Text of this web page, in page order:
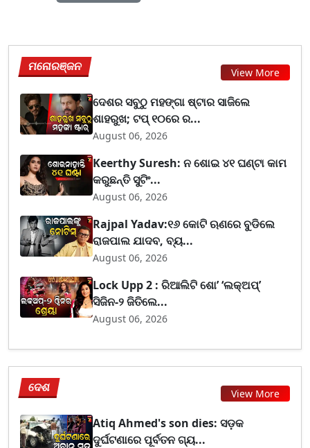
ମନୋରଞ୍ଜନ View More
ଦେଶର ସବୁଠୁ ମହଙ୍ଗା ଷ୍ଟାର ସାଜିଲେ
ଶାହରୁଖ; ଟପ୍‌ ୧୦ରେ ର...
August 06, 2026
Keerthy Suresh: ନ ଶୋଇ ୪୧ ଘଣ୍ଟା କାମ
କରୁଛନ୍ତି ସୁଟିଂ...
August 06, 2026
Rajpal Yadav:୧୬ କୋଟି ଋଣରେ ବୁଡିଲେ
ରାଜପାଲ ଯାଦବ, ବ୍ୟ...
August 06, 2026
Lock Upp 2 : ରିଆଲିଟି ଶୋ’ ‘ଲକ୍‌ଅପ୍’
ସିଜିନ-୨ ଜିତିଲେ...
August 06, 2026
ଦେଶ View More
Atiq Ahmed's son dies: ସଡ଼କ
ଦୁର୍ଘଟଣାରେ ପୂର୍ବତନ ଗ୍ୟ...